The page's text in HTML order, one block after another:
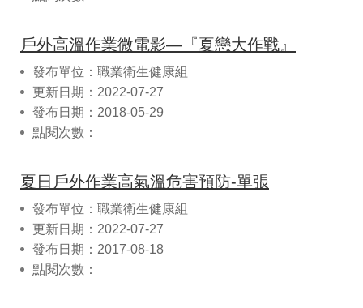
戶外高溫作業微電影—『夏戀大作戰』
發布單位：職業衛生健康組
更新日期：2022-07-27
發布日期：2018-05-29
點閱次數：
夏日戶外作業高氣溫危害預防-單張
發布單位：職業衛生健康組
更新日期：2022-07-27
發布日期：2017-08-18
點閱次數：